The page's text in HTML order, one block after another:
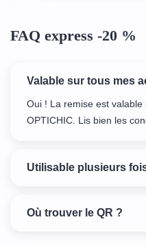
FAQ express -20 %
Valable sur tous mes
Oui ! La remise est
OPTICHIC. Lis bien les
Utilisable plusieurs
Où trouver le QR ?